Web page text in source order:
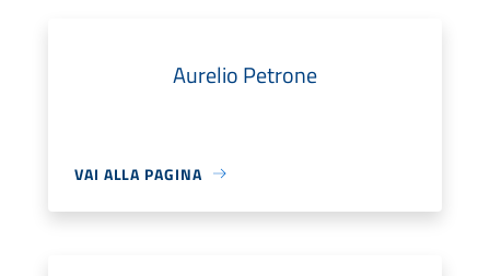
Aurelio Petrone
VAI ALLA PAGINA